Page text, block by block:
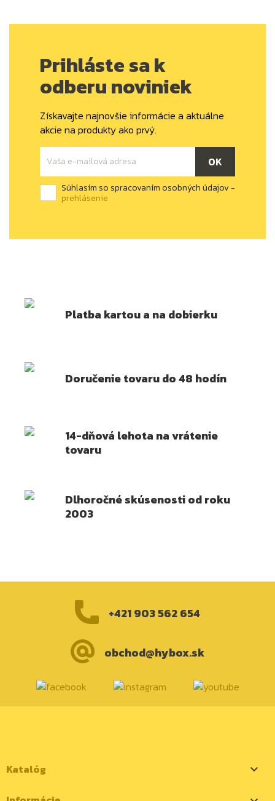
Prihláste sa k
odberu noviniek
Získavajte najnovšie informácie a aktuálne
akcie na produkty ako prvý.
Súhlasím so spracovaním osobných údajov -
prehlásenie
Platba kartou a na dobierku
Doručenie tovaru do 48 hodín
14-dňová lehota na vrátenie
tovaru
Dlhoročné skúsenosti od roku
2003
+421 903 562 654
obchod@hybox.sk
Katalóg 